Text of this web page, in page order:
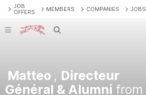
JOB
OFFERS
MEMBERS COMPANIES JOBS
Search
Matteo , Directeur
Général & Alumni from